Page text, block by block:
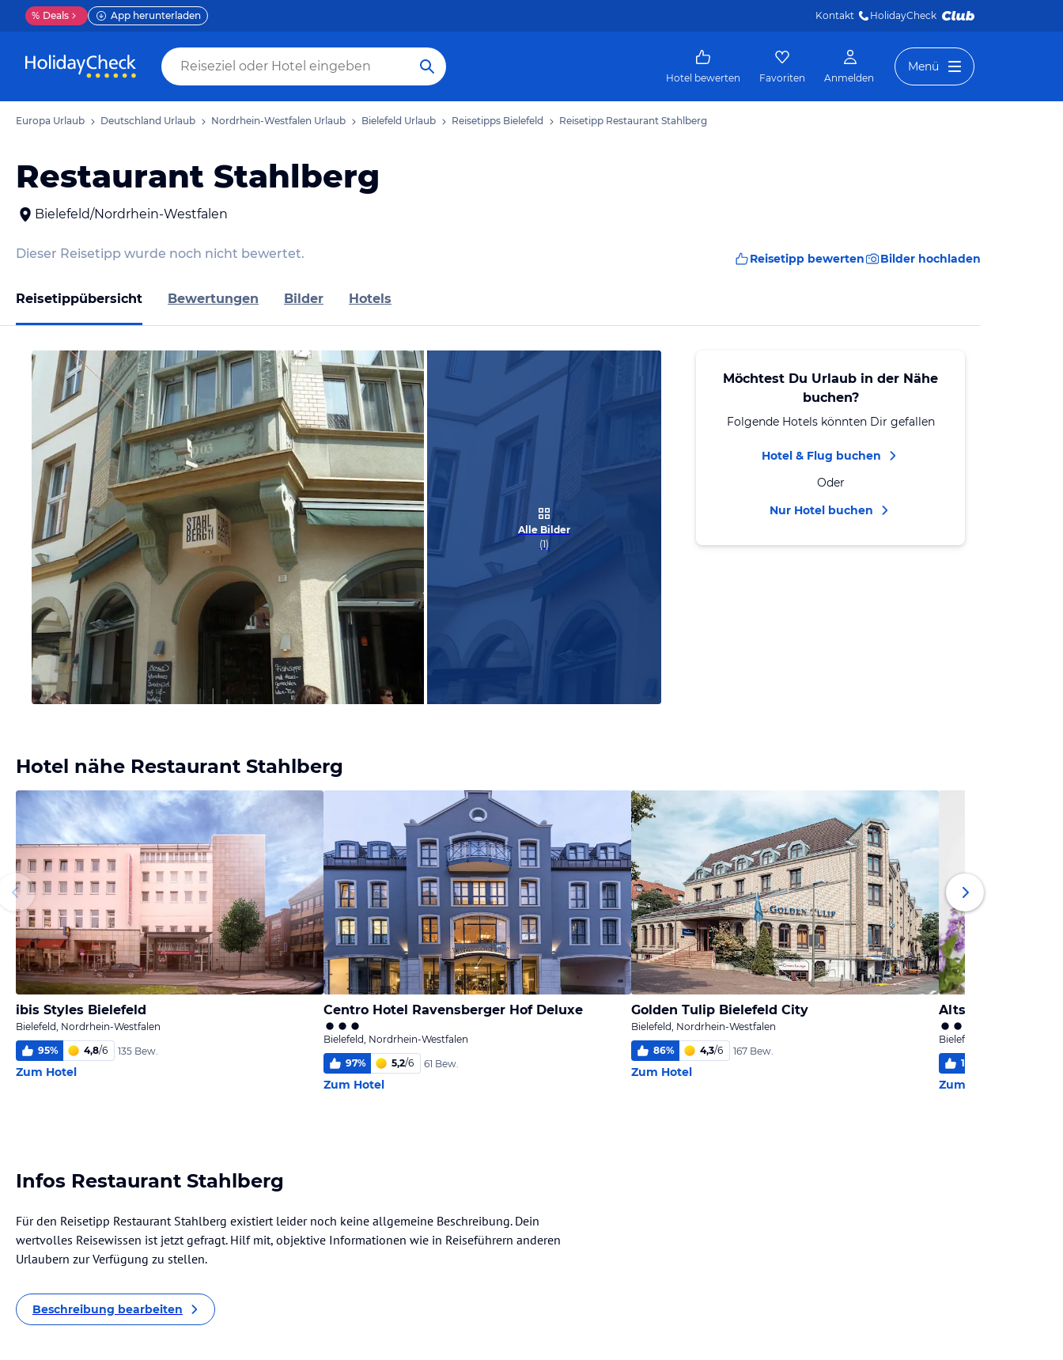
% Deals App herunterladen Kontakt HolidayCheck
Hotel bewerten Favoriten Anmelden
Menü
Europa Urlaub Deutschland Urlaub Nordrhein-Westfalen Urlaub Bielefeld Urlaub Reisetipps Bielefeld Reisetipp Restaurant Stahlberg
Restaurant Stahlberg
Bielefeld/Nordrhein-Westfalen
Dieser Reisetipp wurde noch nicht bewertet. Reisetipp bewerten Bilder hochladen
Reisetippübersicht Bewertungen Bilder Hotels
Alle Bilder
(1)
Möchtest Du Urlaub in der Nähe
buchen?
Folgende Hotels könnten Dir gefallen
Hotel & Flug buchen
Oder
Nur Hotel buchen
Hotel nähe Restaurant Stahlberg
ibis Styles Bielefeld
Bielefeld, Nordrhein-Westfalen
95% 4,8/6 135 Bew.
Zum Hotel
Centro Hotel Ravensberger Hof Deluxe
Bielefeld, Nordrhein-Westfalen
97% 5,2/6 61 Bew.
Zum Hotel
Golden Tulip Bielefeld City
Bielefeld, Nordrhein-Westfalen
86% 4,3/6 167 Bew.
Zum Hotel
Altstadt Hotel
Bielefeld, Nordrhein-
100
Zum Hotel
Infos Restaurant Stahlberg
Für den Reisetipp Restaurant Stahlberg existiert leider noch keine allgemeine Beschreibung. Dein
wertvolles Reisewissen ist jetzt gefragt. Hilf mit, objektive Informationen wie in Reiseführern anderen
Urlaubern zur Verfügung zu stellen.
Beschreibung bearbeiten